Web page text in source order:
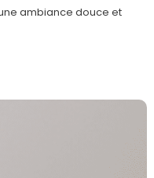
ambiance douce et